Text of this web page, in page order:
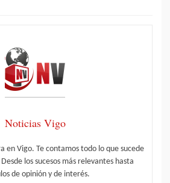
Noticias Vigo
en Vigo. Te contamos todo lo que sucede
los sucesos más relevantes hasta
de opinión y de interés.